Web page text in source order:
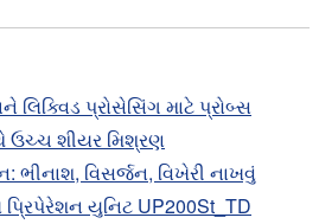
લિક્વિડ પ્રોસેસિંગ માટે પ્રોબ્સ
ઉચ્ચ શીયર મિશ્રણ
ભીનાશ, વિસર્જન, વિખેરી નાખવું
યુનિટ UP200St_TD